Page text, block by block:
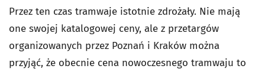
Przez ten czas tramwaje istotnie zdrożały. Nie mają
one swojej katalogowej ceny, ale z przetargów
organizowanych przez Poznań i Kraków można
przyjąć, że obecnie cena nowoczesnego tramwaju to